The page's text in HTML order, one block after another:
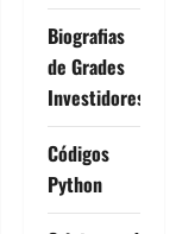
Biografias
de Grades
Investidores
Códigos
Python